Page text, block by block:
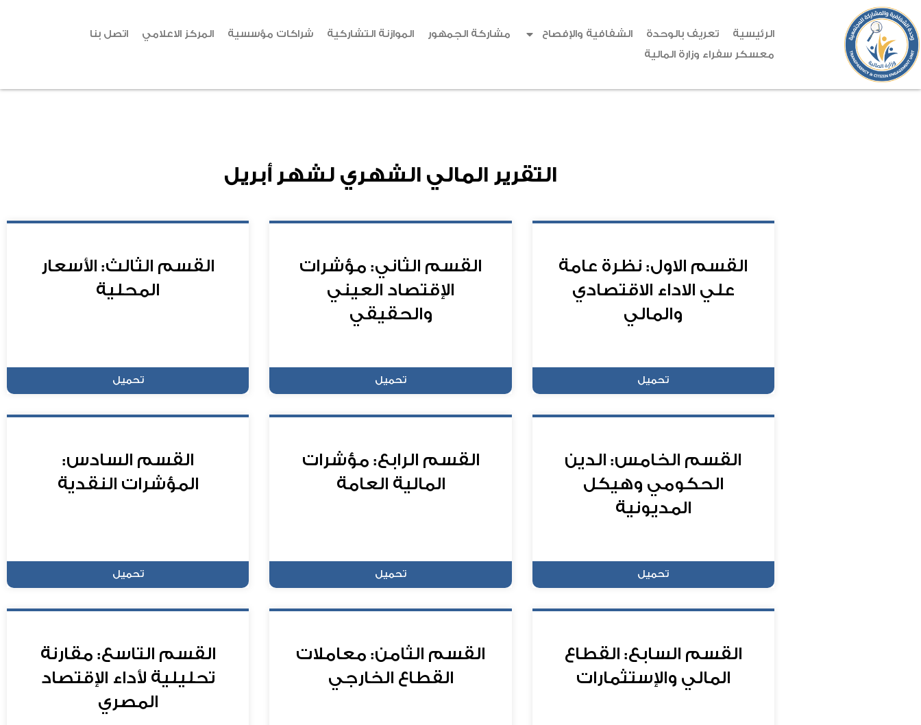
الرئيسية تعريف بالوحدة الشفافية والإفصاح مشاركة الجمهور الموازنة التشاركية شراكات مؤسسية المركز الاعلامي
اتصل بنا
معسكر سفراء وزارة المالية
أبريل التقرير المالي الشهري لشهر
القسم الاول: نظرة عامة
علي الاداء الاقتصادي
والمالي
تحميل
القسم الثاني: مؤشرات
الإقتصاد العيني
والحقيقي
تحميل
القسم الثالث: الأسعار
المحلية
تحميل
القسم الخامس: الدين
الحكومي وهيكل
المديونية
تحميل
القسم الرابع: مؤشرات
المالية العامة
تحميل
القسم السادس:
المؤشرات النقدية
تحميل
القسم السابع: القطاع
المالي والإستثمارات
القسم الثامن: معاملات
القطاع الخارجي
القسم التاسع: مقارنة
تحليلية لأداء الإقتصاد
المصري